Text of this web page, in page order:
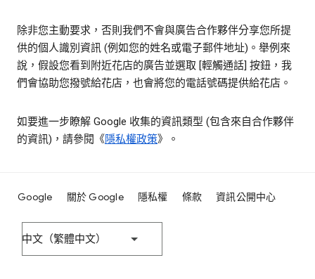
除非您主動要求，否則我們不會與廣告合作夥伴分享您所提
供的個人識別資訊 (例如您的姓名或電子郵件地址)。舉例來
說，假設您看到附近花店的廣告並選取 [輕觸通話] 按鈕，我
們會協助您撥號給花店，也會將您的電話號碼提供給花店。
如要進一步瞭解 Google 收集的資訊類型 (包含來自合作夥伴
的資訊)，請參閱《隱私權政策》。
Google 關於 Google 隱私權 條款 資訊公開中心
中文（繁體中文）